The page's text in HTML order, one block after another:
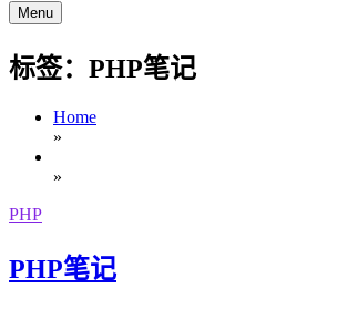
Menu
标签：PHP笔记
Home
»
»
PHP
PHP笔记